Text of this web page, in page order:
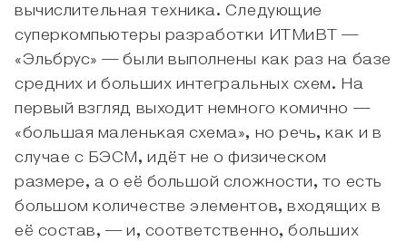
вычислительная техника. Следующие
суперкомпьютеры разработки ИТМиВТ —
«Эльбрус» — были выполнены как раз на базе
средних и больших интегральных схем. На
первый взгляд выходит немного комично —
«большая маленькая схема», но речь, как и в
случае с БЭСМ, идёт не о физическом
размере, а о её большой сложности, то есть
большом количестве элементов, входящих в
её состав, — и, соответственно, больших